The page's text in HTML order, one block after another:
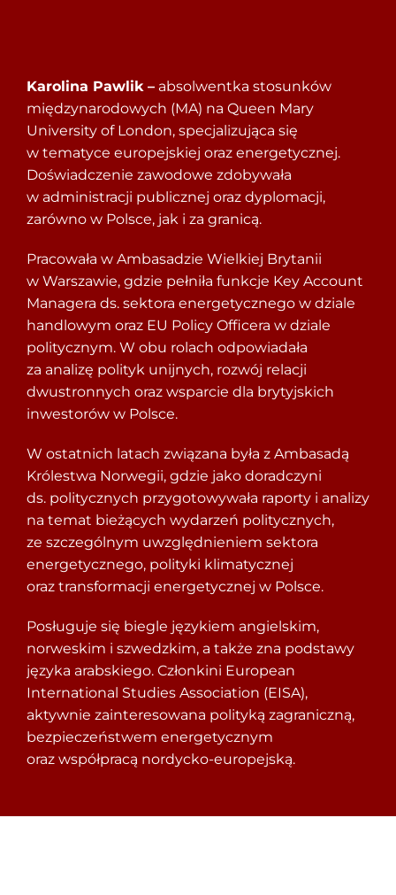
Karolina Pawlik – absolwentka stosunków
międzynarodowych (MA) na Queen Mary
University of London, specjalizująca się
w tematyce europejskiej oraz energetycznej.
Doświadczenie zawodowe zdobywała
w administracji publicznej oraz dyplomacji,
zarówno w Polsce, jak i za granicą.
Pracowała w Ambasadzie Wielkiej Brytanii
w Warszawie, gdzie pełniła funkcje Key Account
Managera ds. sektora energetycznego w dziale
handlowym oraz EU Policy Officera w dziale
politycznym. W obu rolach odpowiadała
za analizę polityk unijnych, rozwój relacji
dwustronnych oraz wsparcie dla brytyjskich
inwestorów w Polsce.
W ostatnich latach związana była z Ambasadą
Królestwa Norwegii, gdzie jako doradczyni
ds. politycznych przygotowywała raporty i analizy
na temat bieżących wydarzeń politycznych,
ze szczególnym uwzględnieniem sektora
energetycznego, polityki klimatycznej
oraz transformacji energetycznej w Polsce.
Posługuje się biegle językiem angielskim,
norweskim i szwedzkim, a także zna podstawy
języka arabskiego. Członkini European
International Studies Association (EISA),
aktywnie zainteresowana polityką zagraniczną,
bezpieczeństwem energetycznym
oraz współpracą nordycko-europejską.